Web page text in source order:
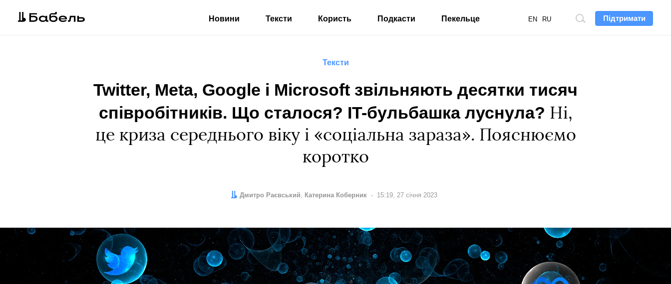
Підтримати
Пошук
EN RU
Новини Тексти Користь Подкасти Пекельце
Тексти
Twitter, Meta, Google і Microsoft звільняють десятки тисяч
співробітників. Що сталося? IT-бульбашка луснула? Ні,
це криза середнього віку і «соціальна зараза». Пояснюємо
коротко
Автор:
Дмитро Раєвський
Редактор: Катерина Коберник Дата:
15:19, 27 січня 2023